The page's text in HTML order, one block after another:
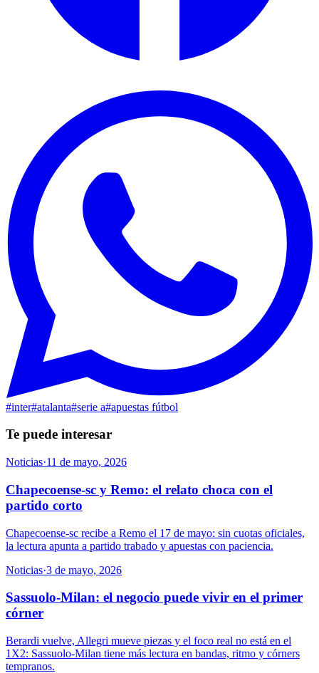
#inter#atalanta#serie a#apuestas fútbol
Te puede interesar
Noticias·11 de mayo, 2026
Chapecoense-sc y Remo: el relato choca con el
partido corto
Chapecoense-sc recibe a Remo el 17 de mayo: sin cuotas oficiales,
la lectura apunta a partido trabado y apuestas con paciencia.
Noticias·3 de mayo, 2026
Sassuolo-Milan: el negocio puede vivir en el primer
córner
Berardi vuelve, Allegri mueve piezas y el foco real no está en el
1X2: Sassuolo-Milan tiene más lectura en bandas, ritmo y córners
tempranos.